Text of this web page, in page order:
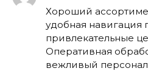
Хороший
удобная навигация
привлекательные
Оперативная
вежливый персонал